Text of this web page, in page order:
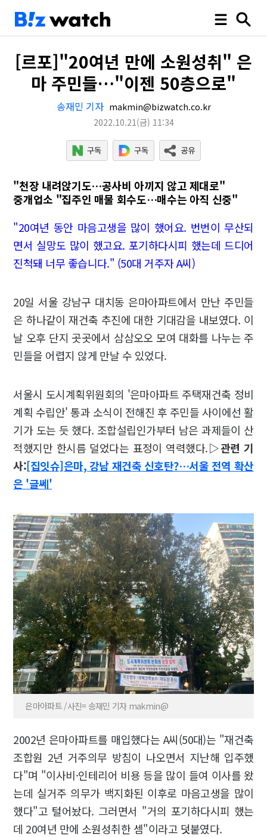
[르포]"20여년 만에 소원성취" 은
마 주민들…"이젠 50층으로"
송재민 기자 makmin@bizwatch.co.kr
2022.10.21(금) 11:34
"천장 내려앉기도…공사비 아끼지 않고 제대로"
중개업소 "집주인 매물 회수도…매수는 아직 신중"
"20여년 동안 마음고생을 많이 했어요. 번번이 무산되
면서 실망도 많이 했고요. 포기하다시피 했는데 드디어
진척돼 너무 좋습니다." (50대 거주자 A씨)
20일 서울 강남구 대치동 은마아파트에서 만난 주민들
은 하나같이 재건축 추진에 대한 기대감을 내보였다. 이
날 오후 단지 곳곳에서 삼삼오오 모여 대화를 나누는 주
민들을 어렵지 않게 만날 수 있었다.
서울시 도시계획위원회의 '은마아파트 주택재건축 정비
계획 수립안' 통과 소식이 전해진 후 주민들 사이에선 활
기가 도는 듯 했다. 조합설립인가부터 남은 과제들이 산
적했지만 한시름 덜었다는 표정이 역력했다.▷관련 기
사:[집잇슈]은마, 강남 재건축 신호탄?…서울 전역 확산
은 '글쎄'
은마아파트 /사진= 송재민 기자 makmin@
2002년 은마아파트를 매입했다는 A씨(50대)는 "재건축
조합원 2년 거주의무 방침이 나오면서 지난해 입주했
다"며 "이사비·인테리어 비용 등을 많이 들여 이사를 왔
는데 실거주 의무가 백지화된 이후로 마음고생을 많이
했다"고 털어놨다. 그러면서 "거의 포기하다시피 했는
데 20여년 만에 소원성취한 셈"이라고 덧붙였다.